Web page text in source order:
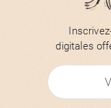
digitales